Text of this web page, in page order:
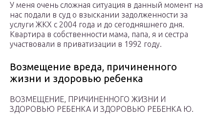
У меня очень сложная ситуация в данный момент на
нас подали в суд о взыскании задолженности за
услуги ЖКХ с 2004 года и до сегодняшнего дня.
Квартира в собственности мама, папа, я и сестра
участвовали в приватизации в 1992 году.
Возмещение вреда, причиненного
жизни и здоровью ребенка
ВОЗМЕЩЕНИЕ, ПРИЧИНЕННОГО ЖИЗНИ И
ЗДОРОВЬЮ РЕБЕНКА И ЗДОРОВЬЮ РЕБЕНКА Ю.